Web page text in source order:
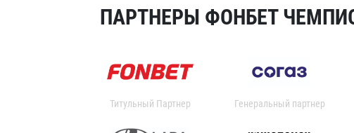
ПАРТНЕРЫ ФОНБЕТ
Титульный Партнер Генеральный партнер